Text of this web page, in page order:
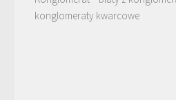
konglomeraty kwarcowe